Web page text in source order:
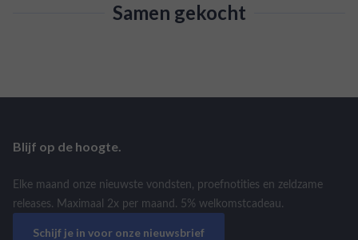
Samen gekocht
Blijf op de hoogte.
Elke maand onze nieuwste vondsten, proefnotities en zeldzame
releases. Maximaal 2x per maand. 5% welkomstcadeau.
Schijf je in voor onze nieuwsbrief